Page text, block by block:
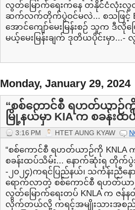
လွတ်မြောက်ရေးကနေ တနိုင်ငံလုံ
ဆက်လက်တိုက်ပွဲဝင်မလဲ... စသဖြင့်
အောင်ကျော်မေးမြန်းစဉ် သူက ဒီလို
မယ့်မေးမြန်းချက် ဒုတိယပိုင်းမှာ...-
Monday, January 29, 2024
“စစ်ကောင်စီ ရဟတ်ယာဉ်ကို
မြို့နယ်မှာ KIA က စခန်းထ
3:16 PM HTET AUNG KYAW
“စစ်ကောင်စီ ရဟတ်ယာဉ်ကို KNLA က
စခန်းထပ်သိမ်း... နောက်ဆုံးရ တိုက်ပွဲ
-၂၀၂၄)ကရင်ပြည်နယ်၊ သင်္ကန်းညီနေ
ရောက်လာတဲ့ စစ်ကောင်စီ ရဟတ်ယာ
လွတ်မြောက်ရေးတပ် KNLA က ဇန်န
လိုက်တယ်လို့ ကရင့်အမျိုးသားအစည်းအ